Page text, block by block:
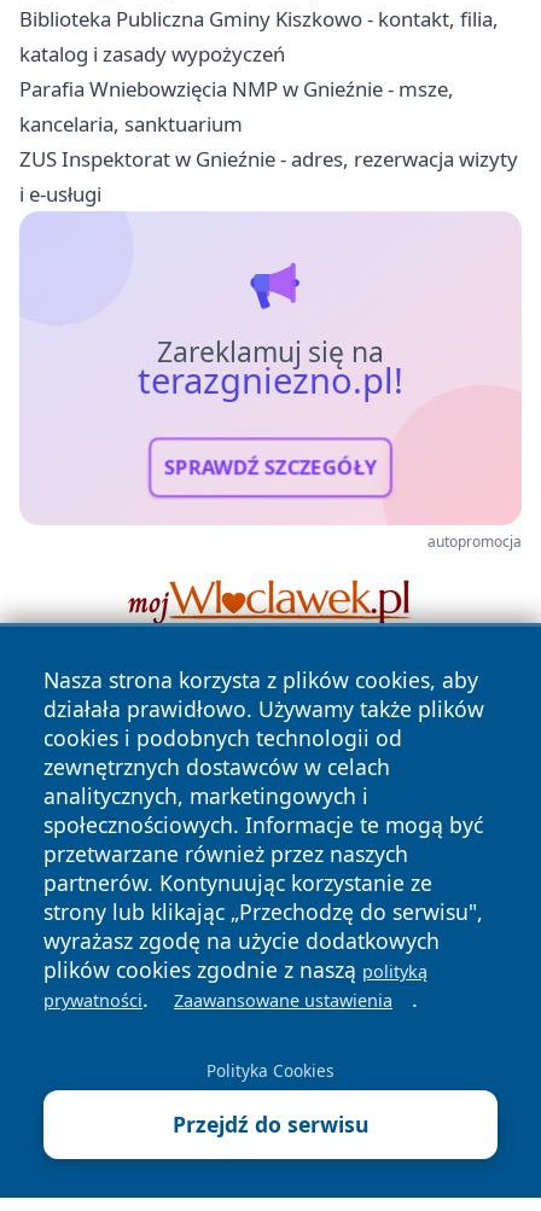
Biblioteka Publiczna Gminy Kiszkowo - kontakt, filia,
katalog i zasady wypożyczeń
Parafia Wniebowzięcia NMP w Gnieźnie - msze,
kancelaria, sanktuarium
ZUS Inspektorat w Gnieźnie - adres, rezerwacja wizyty
i e-usługi
Zareklamuj się na
terazgniezno.pl!
SPRAWDŹ SZCZEGÓŁY
autopromocja
Nasza strona korzysta z plików cookies, aby
działała prawidłowo. Używamy także plików
cookies i podobnych technologii od
zewnętrznych dostawców w celach
analitycznych, marketingowych i
społecznościowych. Informacje te mogą być
przetwarzane również przez naszych
partnerów. Kontynuując korzystanie ze
strony lub klikając „Przechodzę do serwisu",
wyrażasz zgodę na użycie dodatkowych
plików cookies zgodnie z naszą polityką
prywatności. Zaawansowane ustawienia .
Polityka Cookies
Przejdź do serwisu
Copyright © 2026 terazgniezno.pl Wszystkie prawa
zastrzeżone.
News Autorzy
Polityka
Prywatności
Polityka
Cookies